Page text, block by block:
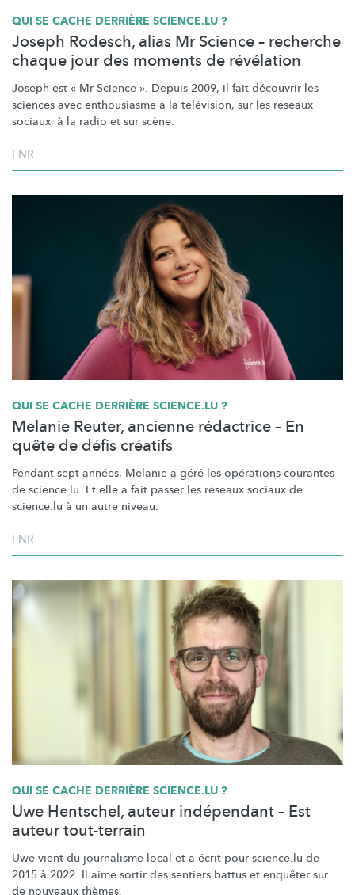
QUI SE CACHE DERRIÈRE SCIENCE.LU ?
Joseph Rodesch, alias Mr Science – recherche
chaque jour des moments de révélation
Joseph est « Mr Science ». Depuis 2009, il fait découvrir les
sciences avec enthousiasme à la télévision, sur les réseaux
sociaux, à la radio et sur scène.
FNR
QUI SE CACHE DERRIÈRE SCIENCE.LU ?
Melanie Reuter, ancienne rédactrice – En
quête de défis créatifs
Pendant sept années, Melanie a géré les opérations courantes
de science.lu. Et elle a fait passer les réseaux sociaux de
science.lu à un autre niveau.
FNR
QUI SE CACHE DERRIÈRE SCIENCE.LU ?
Uwe Hentschel, auteur indépendant – Est
auteur tout-terrain
Uwe vient du journalisme local et a écrit pour science.lu de
2015 à 2022. Il aime sortir des sentiers battus et enquêter sur
de nouveaux thèmes.